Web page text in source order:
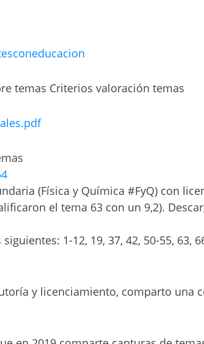
temas Criterios valoración temas
(Física y Química #FyQ) con
el tema 63 con un 9,2).
1-12, 19, 37, 42, 50-55, 63,
y licenciamiento, comparto una